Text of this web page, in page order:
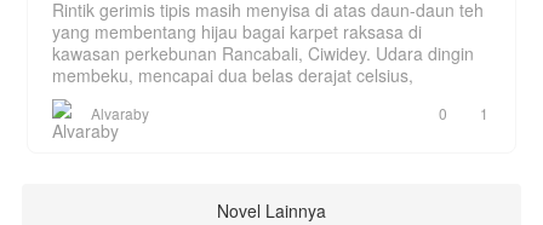
Rintik gerimis tipis masih menyisa di atas daun-daun teh
yang membentang hijau bagai karpet raksasa di
kawasan perkebunan Rancabali, Ciwidey. Udara dingin
membeku, mencapai dua belas derajat celsius,
Alvaraby 0 1
Novel Lainnya